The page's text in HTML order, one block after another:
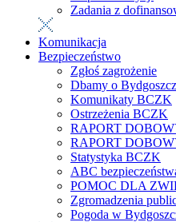
Zadania z
Komunikacja
Bezpieczeństwo
Zgłoś zagrożenie
Dbamy o Bydgoszcz
Komunikaty BCZK
Ostrzeżenia BCZK
RAPORT
RAPORT
Statystyka BCZK
ABC
POMOC DLA
Zgromadzenia
Pogoda w